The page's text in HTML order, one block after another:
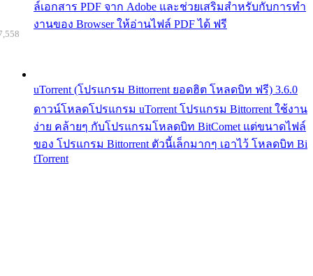
ล์เอกสาร PDF จาก Adobe และช่วยเสริมสำหรับกับการทำ
งานของ Browser ให้อ่านไฟล์ PDF ได้ ฟรี
uTorrent (โปรแกรม Bittorrent ยอดฮิต โหลดบิท ฟรี) 3.6.0
ดาวน์โหลดโปรแกรม uTorrent โปรแกรม Bittorrent ใช้งาน
ง่าย คล้ายๆ กับโปรแกรมโหลดบิท BitComet แต่ขนาดไฟล์
ของ โปรแกรม Bittorrent ตัวนี้เล็กมากๆ เอาไว้ โหลดบิท Bi
tTorrent